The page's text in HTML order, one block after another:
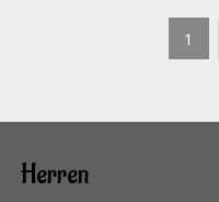
Seitennummerierung
Beiträge
1
Herren